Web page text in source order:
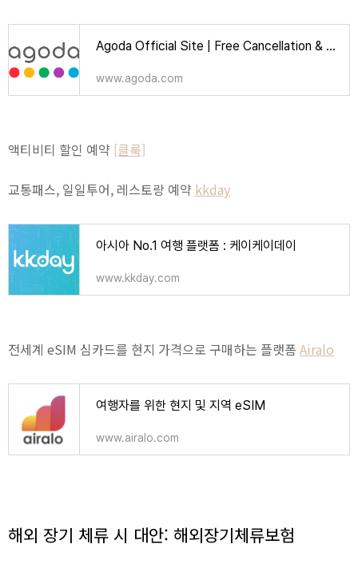
Agoda Official Site | Free Cancellation & Booking Deals | Over 2 Million Hotels
www.agoda.com
액티비티 할인 예약 [클룩]
교통패스, 일일투어, 레스토랑 예약 kkday
아시아 No.1 여행 플랫폼 : 케이케이데이
www.kkday.com
전세계 eSIM 심카드를 현지 가격으로 구매하는 플랫폼 Airalo
여행자를 위한 현지 및 지역 eSIM
www.airalo.com
해외 장기 체류 시 대안: 해외장기체류보험